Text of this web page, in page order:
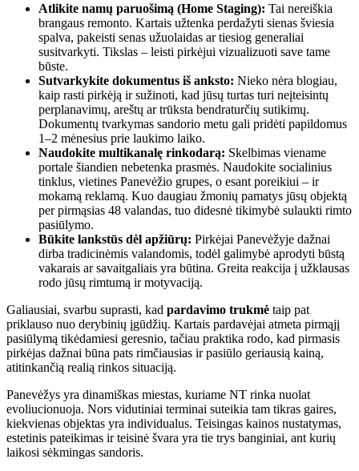
Atlikite namų paruošimą (Home Staging): Tai nereiškia
brangaus remonto. Kartais užtenka perdažyti sienas šviesia
spalva, pakeisti senas užuolaidas ar tiesiog generaliai
susitvarkyti. Tikslas – leisti pirkėjui vizualizuoti save tame
būste.
Sutvarkykite dokumentus iš anksto: Nieko nėra blogiau,
kaip rasti pirkėją ir sužinoti, kad jūsų turtas turi neįteisintų
perplanavimų, areštų ar trūksta bendraturčių sutikimų.
Dokumentų tvarkymas sandorio metu gali pridėti papildomus
1–2 mėnesius prie laukimo laiko.
Naudokite multikanalę rinkodarą: Skelbimas viename
portale šiandien nebetenka prasmės. Naudokite socialinius
tinklus, vietines Panevėžio grupes, o esant poreikiui – ir
mokamą reklamą. Kuo daugiau žmonių pamatys jūsų objektą
per pirmąsias 48 valandas, tuo didesnė tikimybė sulaukti rimto
pasiūlymo.
Būkite lankstūs dėl apžiūrų: Pirkėjai Panevėžyje dažnai
dirba tradicinėmis valandomis, todėl galimybė aprodyti būstą
vakarais ar savaitgaliais yra būtina. Greita reakcija į užklausas
rodo jūsų rimtumą ir motyvaciją.
Galiausiai, svarbu suprasti, kad pardavimo trukmė taip pat
priklauso nuo derybinių įgūdžių. Kartais pardavėjai atmeta pirmąjį
pasiūlymą tikėdamiesi geresnio, tačiau praktika rodo, kad pirmasis
pirkėjas dažnai būna pats rimčiausias ir pasiūlo geriausią kainą,
atitinkančią realią rinkos situaciją.
Panevėžys yra dinamiškas miestas, kuriame NT rinka nuolat
evoliucionuoja. Nors vidutiniai terminai suteikia tam tikras gaires,
kiekvienas objektas yra individualus. Teisingas kainos nustatymas,
estetinis pateikimas ir teisinė švara yra tie trys banginiai, ant kurių
laikosi sėkmingas sandoris.